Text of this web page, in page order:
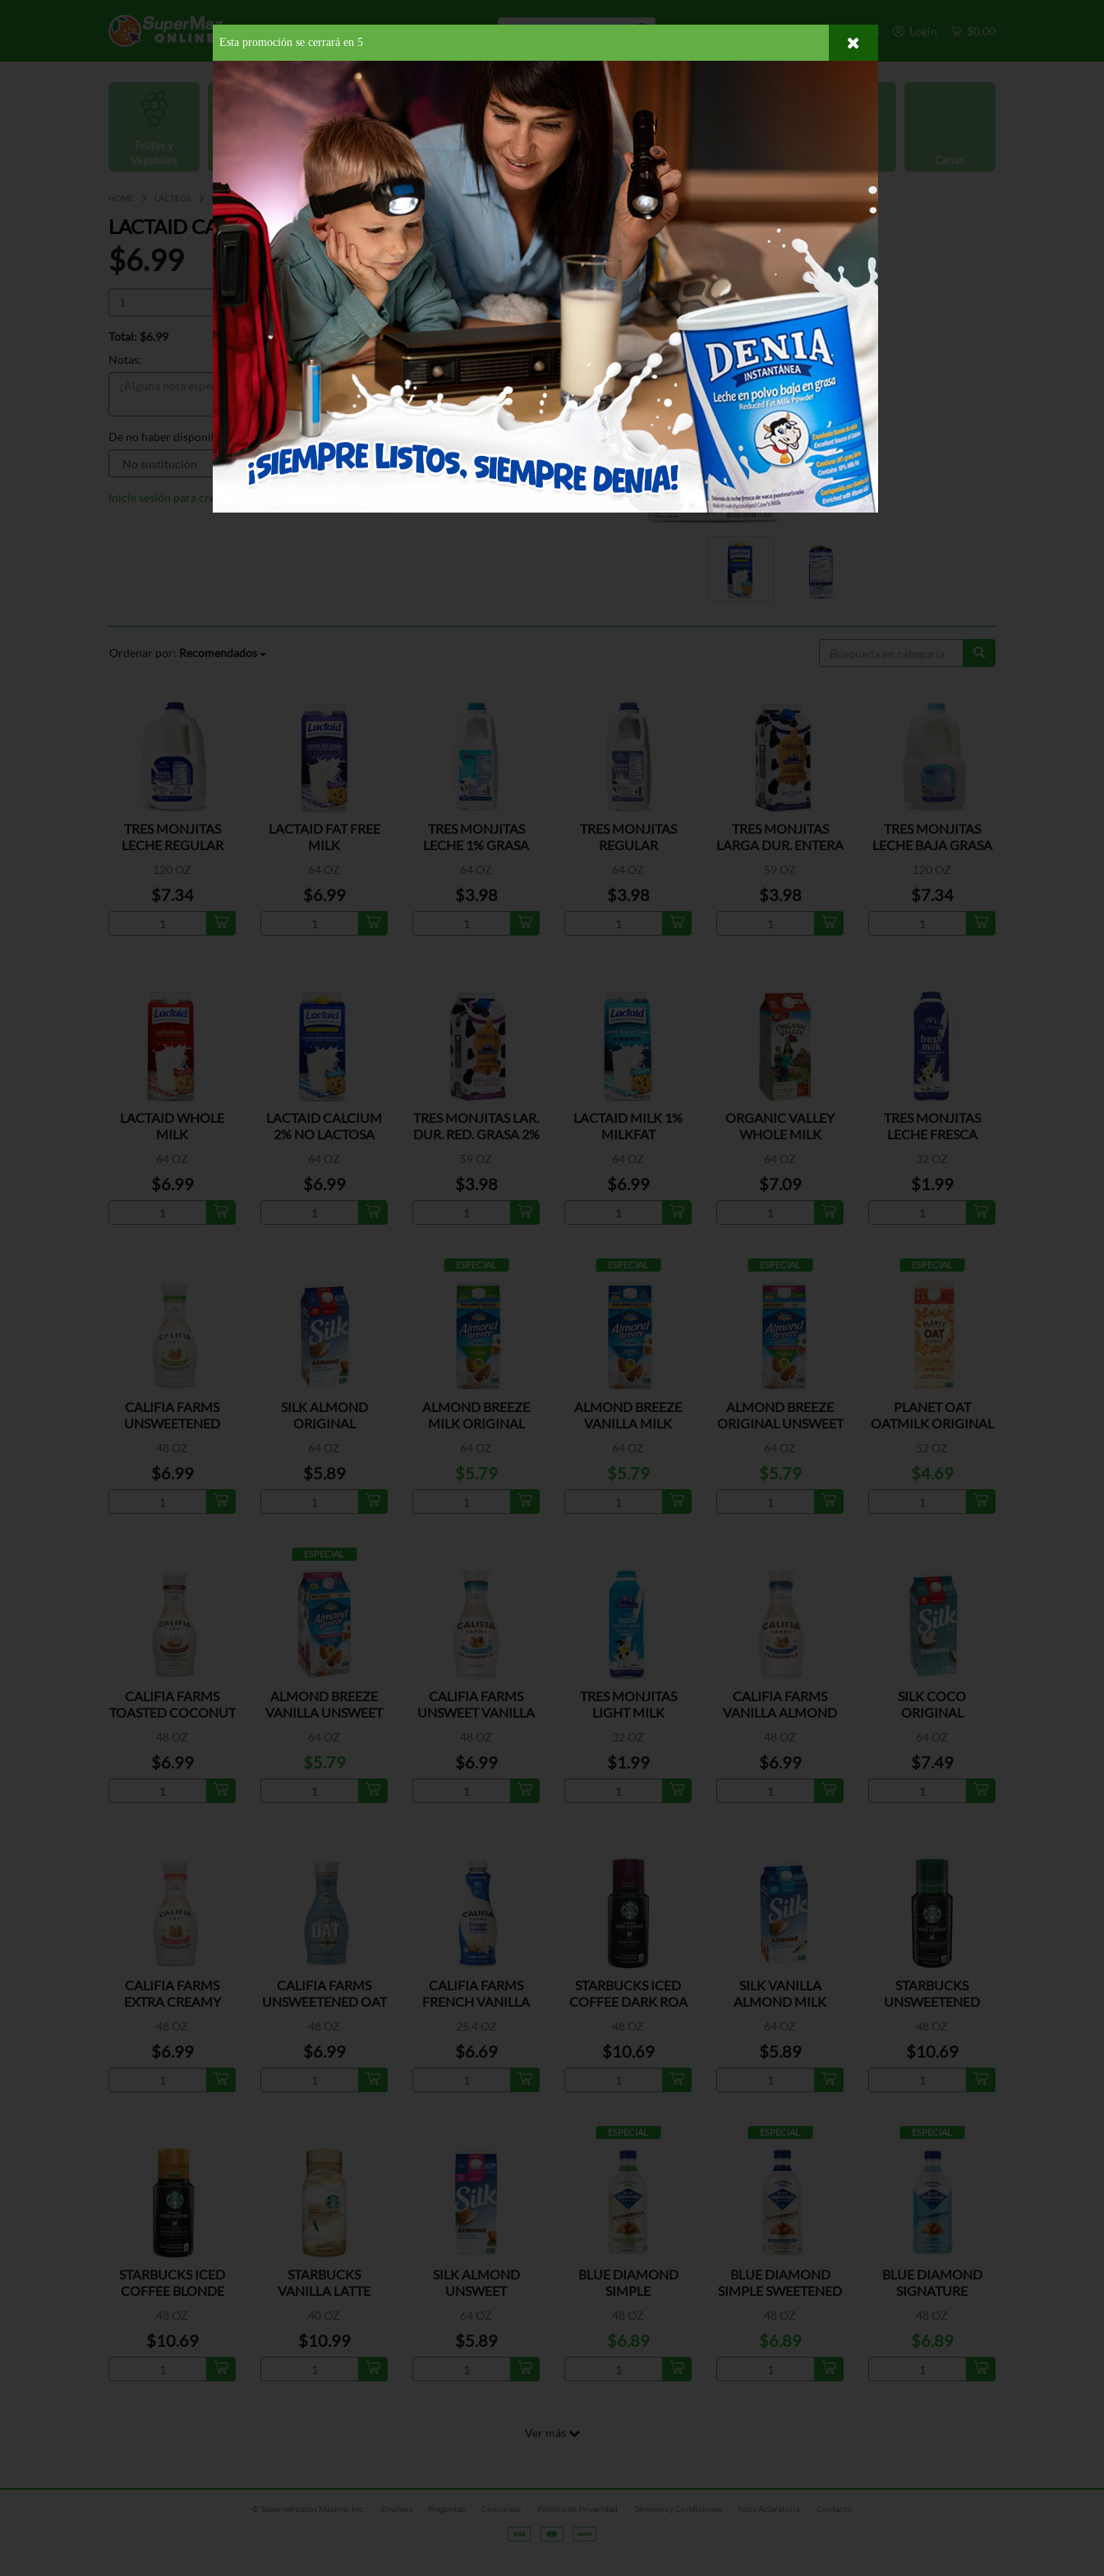
Otros Login $0.00
Provisiones Lácteos
Hogar, Salud y
Belleza
Deli y Bakery
HOME LÁCTEOS LECHE SIN LACTOSA REFRIGERADA LACTAID CALCIUM 2% NO LACTOSA
LACTAID CALCIUM 2% NO LACTOSA 64 OZ
$6.99
Total: $6.99
Notas:
De no haber disponible, sustituir por:
Inicie sesión para crear listas
Ordenar por: Recomendados
TRES MONJITAS
LECHE REGULAR
120 OZ
$7.34
LACTAID FAT FREE
MILK
64 OZ
$6.99
TRES MONJITAS
LECHE 1% GRASA
64 OZ
$3.98
TRES MONJITAS
REGULAR
64 OZ
$3.98
TRES MONJITAS
LARGA DUR. ENTERA
59 OZ
$3.98
TRES MONJITAS
LECHE BAJA GRASA
120 OZ
$7.34
LACTAID WHOLE
MILK
64 OZ
$6.99
LACTAID CALCIUM
2% NO LACTOSA
64 OZ
$6.99
TRES MONJITAS LAR.
DUR. RED. GRASA 2%
59 OZ
$3.98
LACTAID MILK 1%
MILKFAT
64 OZ
$6.99
ORGANIC VALLEY
WHOLE MILK
64 OZ
$7.09
TRES MONJITAS
LECHE FRESCA
32 OZ
$1.99
CALIFIA FARMS
UNSWEETENED
48 OZ
$6.99
SILK ALMOND
ORIGINAL
64 OZ
$5.89
ESPECIAL
ALMOND BREEZE
MILK ORIGINAL
64 OZ
$5.79
ESPECIAL
ALMOND BREEZE
VANILLA MILK
64 OZ
$5.79
ESPECIAL
ALMOND BREEZE
ORIGINAL UNSWEET
64 OZ
$5.79
ESPECIAL
PLANET OAT
OATMILK ORIGINAL
52 OZ
$4.69
CALIFIA FARMS
TOASTED COCONUT
48 OZ
$6.99
ESPECIAL
ALMOND BREEZE
VANILLA UNSWEET
64 OZ
$5.79
CALIFIA FARMS
UNSWEET VANILLA
48 OZ
$6.99
TRES MONJITAS
LIGHT MILK
32 OZ
$1.99
CALIFIA FARMS
VANILLA ALMOND
48 OZ
$6.99
SILK COCO
ORIGINAL
64 OZ
$7.49
CALIFIA FARMS
EXTRA CREAMY
48 OZ
$6.99
CALIFIA FARMS
UNSWEETENED OAT
48 OZ
$6.99
CALIFIA FARMS
FRENCH VANILLA
25.4 OZ
$6.69
STARBUCKS ICED
COFFEE DARK ROA
48 OZ
$10.69
SILK VANILLA
ALMOND MILK
64 OZ
$5.89
STARBUCKS
UNSWEETENED
48 OZ
$10.69
STARBUCKS ICED
COFFEE BLONDE
48 OZ
$10.69
STARBUCKS
VANILLA LATTE
40 OZ
$10.99
SILK ALMOND
UNSWEET
64 OZ
$5.89
ESPECIAL
BLUE DIAMOND
SIMPLE
ALMOND
48 OZ
$6.89
ESPECIAL
BLUE DIAMOND
SIMPLE SWEETENED
48 OZ
$6.89
ESPECIAL
BLUE DIAMOND
SIGNATURE
48 OZ
$6.89
Ver más
© Supermercados Máximo, Inc. Empleos Preguntas Política de Privacidad Nota Aclaratoria Contacto
Esta promoción se cerrará en 4